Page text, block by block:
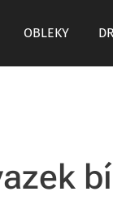
OBLEKY